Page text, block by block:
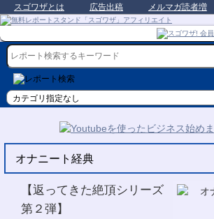
スゴワザとは 広告出稿 メルマガ読者増
オナニート経典
【返ってきた絶頂シリーズ
第２弾】